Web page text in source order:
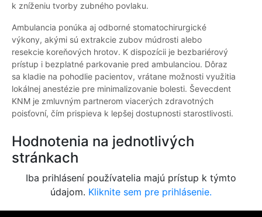
k zníženiu tvorby zubného povlaku.
Ambulancia ponúka aj odborné stomatochirurgické
výkony, akými sú extrakcie zubov múdrosti alebo
resekcie koreňových hrotov. K dispozícii je bezbariérový
prístup i bezplatné parkovanie pred ambulanciou. Dôraz
sa kladie na pohodlie pacientov, vrátane možnosti využitia
lokálnej anestézie pre minimalizovanie bolesti. Ševecdent
KNM je zmluvným partnerom viacerých zdravotných
poisťovní, čím prispieva k lepšej dostupnosti starostlivosti.
Hodnotenia na jednotlivých
stránkach
Iba prihlásení používatelia majú prístup k týmto
údajom. Kliknite sem pre prihlásenie.